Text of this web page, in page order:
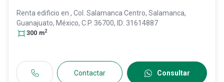
Renta edificio en , Col. Salamanca Centro, Salamanca,
Guanajuato, México, C.P. 36700, ID: 31614887
300 m2
Contactar Consultar